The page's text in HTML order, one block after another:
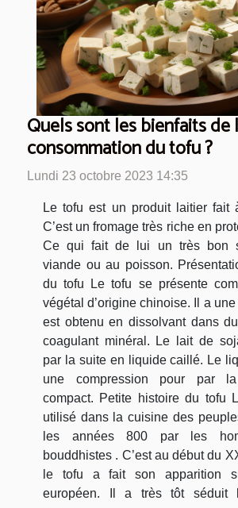
Quels sont les bienfaits de
consommation du tofu ?
Lundi 23 octobre 2023 14:35
Le tofu est un produit laitier fait
C’est un fromage très riche en
Ce qui fait de lui un très bon
viande ou au poisson.
du tofu Le tofu se présente
végétal d’origine chinoise. Il a une
est obtenu en dissolvant dans
coagulant minéral. Le lait de
par la suite en liquide caillé. Le
une compression pour par
compact. Petite histoire du tofu
utilisé dans la cuisine des
les années 800 par les
bouddhistes . C’est au début du
le tofu a fait son apparition
européen. Il a très tôt séduit